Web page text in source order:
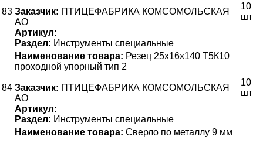
83 Заказчик: ПТИЦЕФАБРИКА КОМСОМОЛЬСКАЯ
АО
Артикул:
Раздел: Инструменты специальные
10
шт
84
Наименование товара: Резец 25х16х140 Т5К10
проходной упорный тип 2
Заказчик: ПТИЦЕФАБРИКА КОМСОМОЛЬСКАЯ
АО
Артикул:
Раздел: Инструменты специальные
10
шт
Наименование товара: Сверло по металлу 9 мм